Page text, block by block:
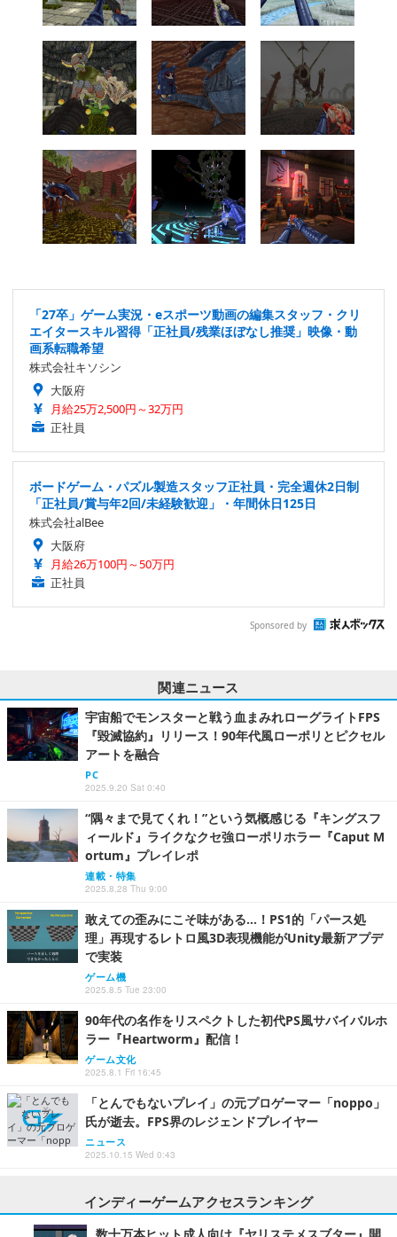
「27卒」ゲーム実況・eスポーツ動画の編集スタッフ・クリ
エイタースキル習得「正社員/残業ほぼなし推奨」映像・動
画系転職希望
株式会社キソシン
大阪府
月給25万2,500円～32万円
正社員
ボードゲーム・パズル製造スタッフ正社員・完全週休2日制
「正社員/賞与年2回/未経験歓迎」・年間休日125日
株式会社alBee
大阪府
月給26万100円～50万円
正社員
Sponsored by
関連ニュース
宇宙船でモンスターと戦う血まみれローグライトFPS
『毀滅協約』リリース！90年代風ローポリとピクセル
アートを融合
PC
2025.9.20 Sat 0:40
“隅々まで見てくれ！”という気概感じる『キングスフ
ィールド』ライクなクセ強ローポリホラー『Caput M
ortum』プレイレポ
連載・特集
2025.8.28 Thu 9:00
敢えての歪みにこそ味がある…！PS1的「パース処
理」再現するレトロ風3D表現機能がUnity最新アプデ
で実装
ゲーム機
2025.8.5 Tue 23:00
90年代の名作をリスペクトした初代PS風サバイバルホ
ラー『Heartworm』配信！
ゲーム文化
2025.8.1 Fri 16:45
「とんでもないプレイ」の元プロゲーマー「noppo」
氏が逝去。FPS界のレジェンドプレイヤー
ニュース
2025.10.15 Wed 0:43
インディーゲームアクセスランキング
数十万本ヒット成人向け『ヤリステメスブター』開